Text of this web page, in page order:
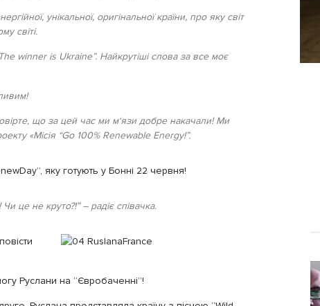
унікальної, оригінальної країни, про яку світ
світі.
winner is Ukraine”. Найкрутіші слова за все моє
що за цей час ми м‘язи добре накачали! Ми
«Місія “Go 100% Renewable Energy!”.
яку готують у Бонні 22 червня!
це не круто?!” – радіє співачка.
Руслани на “Євробаченні”!